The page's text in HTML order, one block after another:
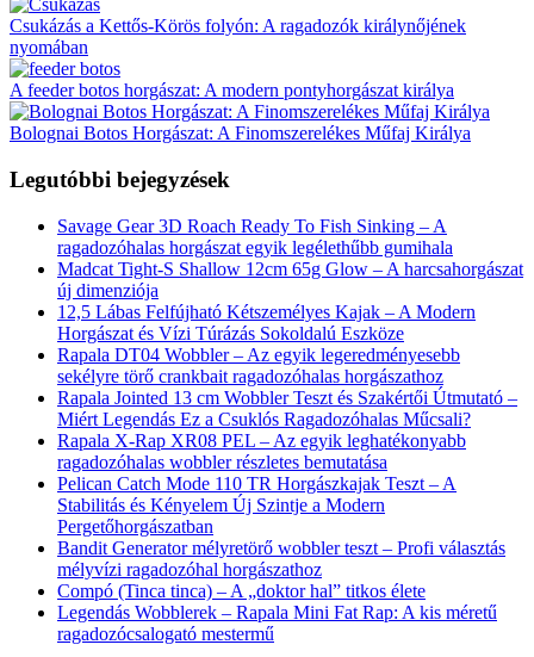
Csukázás a Kettős-Körös folyón: A ragadozók királynőjének
nyomában
A feeder botos horgászat: A modern pontyhorgászat királya
Bolognai Botos Horgászat: A Finomszerelékes Műfaj Királya
Legutóbbi bejegyzések
Savage Gear 3D Roach Ready To Fish Sinking – A
ragadozóhalas horgászat egyik legélethűbb gumihala
Madcat Tight-S Shallow 12cm 65g Glow – A harcsahorgászat
új dimenziója
12,5 Lábas Felfújható Kétszemélyes Kajak – A Modern
Horgászat és Vízi Túrázás Sokoldalú Eszköze
Rapala DT04 Wobbler – Az egyik legeredményesebb
sekélyre törő crankbait ragadozóhalas horgászathoz
Rapala Jointed 13 cm Wobbler Teszt és Szakértői Útmutató –
Miért Legendás Ez a Csuklós Ragadozóhalas Műcsali?
Rapala X-Rap XR08 PEL – Az egyik leghatékonyabb
ragadozóhalas wobbler részletes bemutatása
Pelican Catch Mode 110 TR Horgászkajak Teszt – A
Stabilitás és Kényelem Új Szintje a Modern
Pergetőhorgászatban
Bandit Generator mélyretörő wobbler teszt – Profi választás
mélyvízi ragadozóhal horgászathoz
Compó (Tinca tinca) – A „doktor hal” titkos élete
Legendás Wobblerek – Rapala Mini Fat Rap: A kis méretű
ragadozócsalogató mestermű